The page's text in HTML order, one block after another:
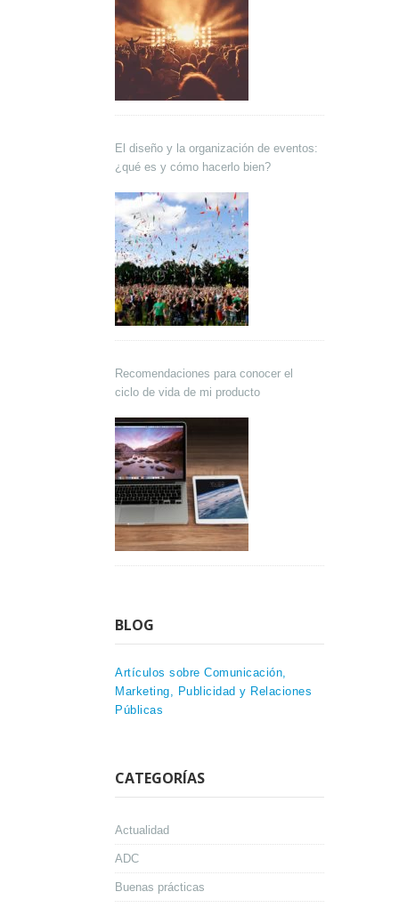
El diseño y la organización de eventos:
¿qué es y cómo hacerlo bien?
Recomendaciones para conocer el
ciclo de vida de mi producto
BLOG
Artículos sobre Comunicación,
Marketing, Publicidad y Relaciones
Públicas
CATEGORÍAS
Actualidad
ADC
Buenas prácticas